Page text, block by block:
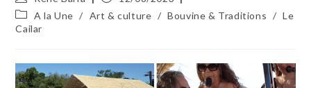
de
la
publication :
publiée :
Post
category:
A la Une / Art & culture / Bouvine & Traditions / Le
Cailar